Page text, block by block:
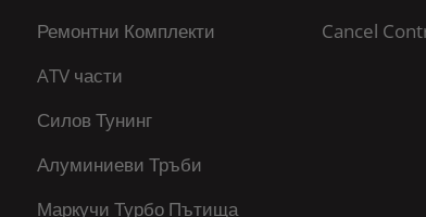
Ремонтни Комплекти
ATV части
Силов Тунинг
Алуминиеви Тръби
Маркучи Турбо Пътища
Cancel